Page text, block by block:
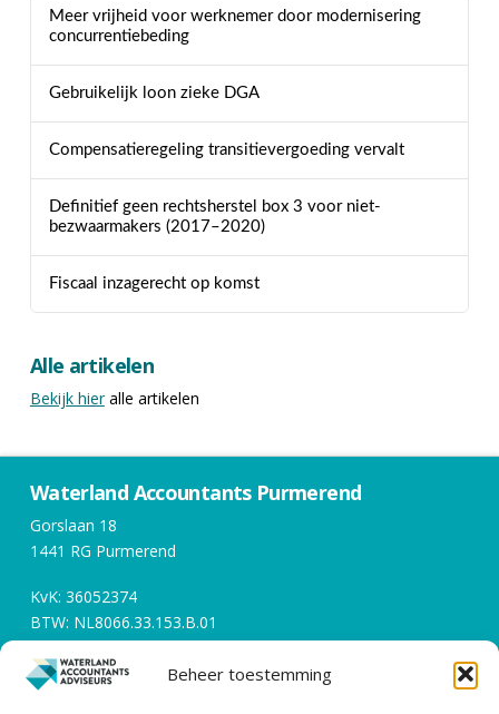
Beheer toestemming
Meer vrijheid voor werknemer door modernisering
concurrentiebeding
Gebruikelijk loon zieke DGA
Compensatieregeling transitievergoeding vervalt
Definitief geen rechtsherstel box 3 voor niet-
bezwaarmakers (2017–2020)
Fiscaal inzagerecht op komst
Alle artikelen
Bekijk hieralle artikelen
Waterland Accountants Purmerend
Gorslaan 18
1441 RG Purmerend
KvK: 36052374
BTW: NL8066.33.153.B.01
Openingstijden